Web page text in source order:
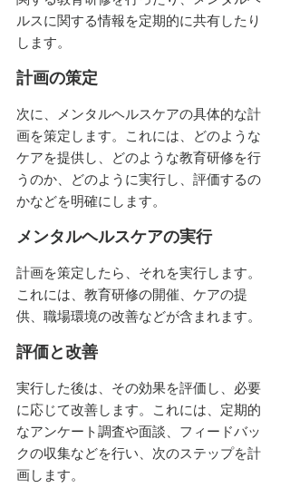
ルスに関する情報を定期的に共有したり
します。
計画の策定
次に、メンタルヘルスケアの具体的な計
画を策定します。これには、どのような
ケアを提供し、どのような教育研修を行
うのか、どのように実行し、評価するの
かなどを明確にします。
メンタルヘルスケアの実行
計画を策定したら、それを実行します。
これには、教育研修の開催、ケアの提
供、職場環境の改善などが含まれます。
評価と改善
実行した後は、その効果を評価し、必要
に応じて改善します。これには、定期的
なアンケート調査や面談、フィードバッ
クの収集などを行い、次のステップを計
画します。